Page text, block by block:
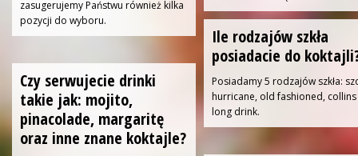
zasugerujemy Państwu również kilka
pozycji do wyboru.
Ile rodzajów szkła
posiadacie do
Posiadamy 5 rodzajów szkła:
hurricane, old fashioned,
long drink.
Czy serwujecie drinki
takie jak: mojito,
pinacolade, margaritę
oraz inne znane koktajle?